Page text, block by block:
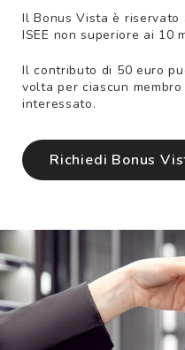
Il Bonus Vista è
ISEE non superiore ai 10
Il contributo di 50 euro
volta per ciascun
interessato.
Richiedi Bonus